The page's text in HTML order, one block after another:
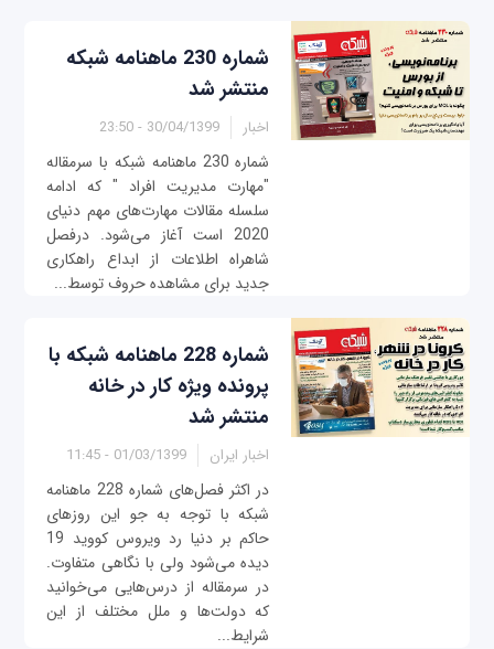
شماره 230 ماهنامه شبکه
منتشر شد
اخبار 30/04/1399 - 23:50
شماره 230 ماهنامه شبکه با سرمقاله
"مهارت مدیریت افراد " که ادامه
سلسله مقالات مهارت‌های مهم دنیای
2020 است آغاز می‌شود. درفصل
شاهراه اطلاعات از ابداع راهکاری
جدید برای مشاهده حروف توسط...
شماره 228 ماهنامه شبکه با
پرونده ویژه کار در خانه
منتشر شد
اخبار ایران 01/03/1399 - 11:45
در اکثر فصل‌های شماره 228 ماهنامه
شبکه با توجه به جو این روزهای
حاکم بر دنیا رد ویروس کووید 19
دیده می‌شود ولی با نگاهی متفاوت.
در سرمقاله از درس‌هایی می‌خوانید
که دولت‌ها و ملل مختلف از این
شرایط...